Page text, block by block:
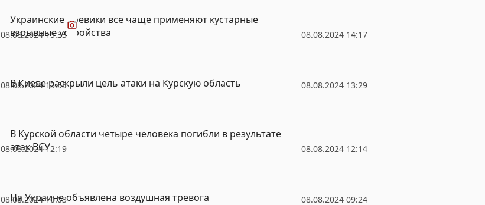
08.08.2024 15:33
Видео
08.08.2024 14:17
Украинские боевики все чаще применяют кустарные
взрывные устройства
08.08.2024 13:55 08.08.2024 13:29
В Киеве раскрыли цель атаки на Курскую область
08.08.2024 12:19 08.08.2024 12:14
В Курской области четыре человека погибли в результате
атак ВСУ
08.08.2024 10:03 08.08.2024 09:24
На Украине объявлена воздушная тревога